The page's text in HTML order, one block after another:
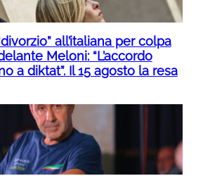
all’italiana per colpa
Meloni: “L’accordo
a diktat”. Il 15 agosto la resa